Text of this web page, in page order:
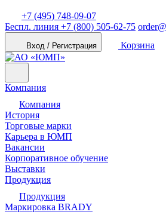
+7 (495) 748-09-07
Беспл. линия +7 (800) 505-62-75
Вход / Регистрация Корзина
Компания
Компания
История
Торговые марки
Карьера в ЮМП
Вакансии
Корпоративное обучение
Выставки
Продукция
Продукция
Маркировка BRADY